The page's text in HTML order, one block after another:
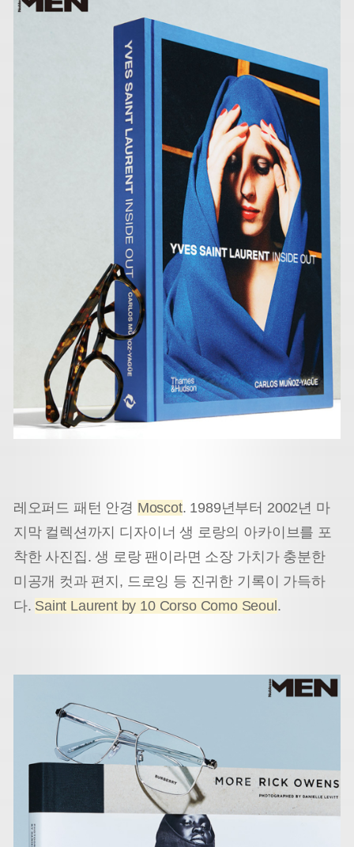
레오퍼드 패턴 안경 Moscot. 1989년부터 2002년 마
지막 컬렉션까지 디자이너 생 로랑의 아카이브를 포
착한 사진집. 생 로랑 팬이라면 소장 가치가 충분한
미공개 컷과 편지, 드로잉 등 진귀한 기록이 가득하
다. Saint Laurent by 10 Corso Como Seoul.